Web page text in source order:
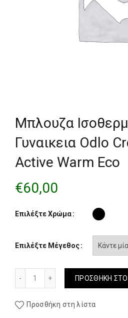
Μπλουζα
Γυναικεια Odlo
Active Warm Eco
€60,00
Επιλέξτε Χρώμα
Επιλέξτε Μέγεθος
ΠΡΟΣΘΉΚΗ ΣΤΟ
Προσθήκη στη λίστα